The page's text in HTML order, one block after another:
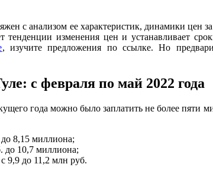
с анализом ее характеристик, динамики цен
тенденции изменения цен и устанавливает
, изучите предложения по ссылке. Но
с февраля по май 2022 года
года можно было заплатить не более
8,15 миллиона;
до 10,7 миллиона;
9,9 до 11,2 млн руб.